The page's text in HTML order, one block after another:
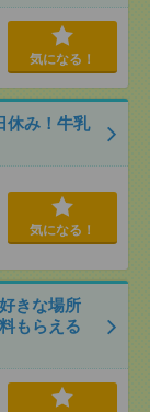
気になる！
休み！牛乳
気になる！
きな場所
もらえる